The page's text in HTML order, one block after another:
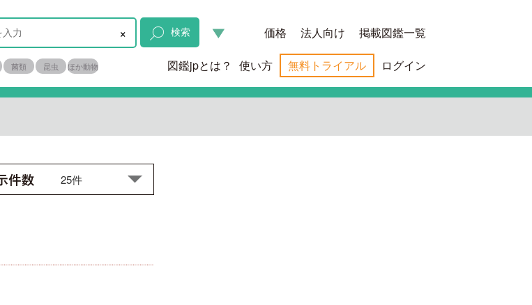
× 検索
菌類 昆虫 ほか動物
価格 法人向け 掲載図鑑一覧
図鑑jpとは？ 使い方 無料トライアル ログイン